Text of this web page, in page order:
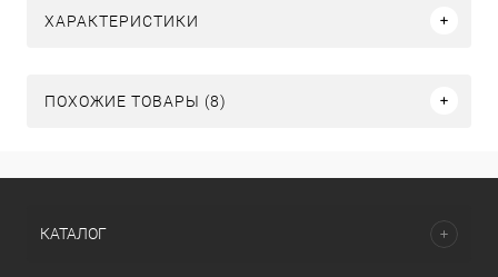
ХАРАКТЕРИСТИКИ
ПОХОЖИЕ ТОВАРЫ (8)
КАТАЛОГ